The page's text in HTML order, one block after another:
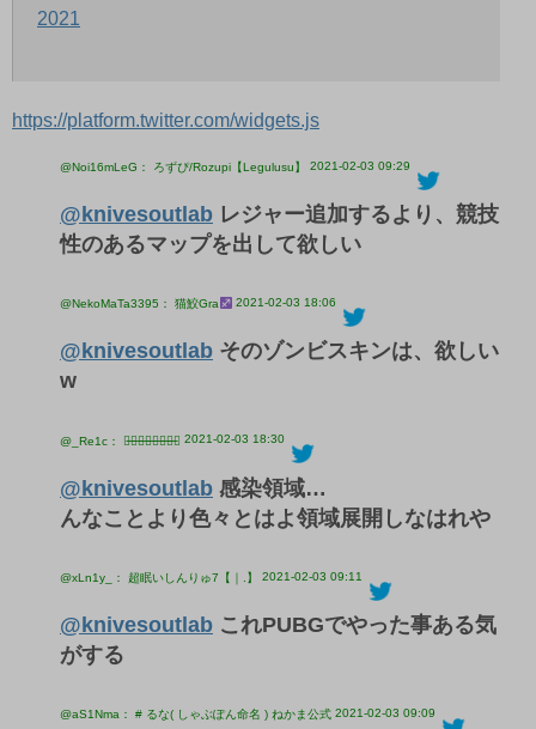
2021
https://platform.twitter.com/widgets.js
@Noi16mLeG： ろずぴ/Rozupi【Legulusu】 2021-02-03 09:29
@knivesoutlab レジャー追加するより、競技
性のあるマップを出して欲しい
@NekoMaTa3395： 猫鮫Gra 2021-02-03 18:06
@knivesoutlab そのゾンビスキンは、欲しい
w
@_Re1c： 悪̶魔̶の̶れ̶い̶さ̶ま̶⚤ 2021-02-03 18:30
@knivesoutlab 感染領域…
んなことより色々とはよ領域展開しなはれや
@xLn1y_： 超眠いしんりゅ7【｜.】 2021-02-03 09:11
@knivesoutlab これPUBGでやった事ある気
がする
@aS1Nma： # るな( しゃぶぽん命名 ) ねかま公式 2021-02-03 09:09